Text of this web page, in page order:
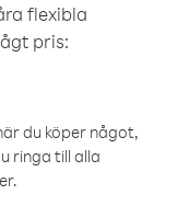
flexibla
pris:
du köper något,
ringa till alla